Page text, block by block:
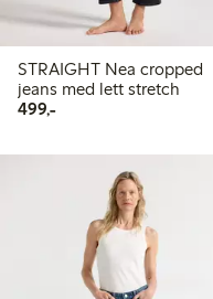
STRAIGHT Nea cropped
jeans med lett stretch
499,-499,00 kr